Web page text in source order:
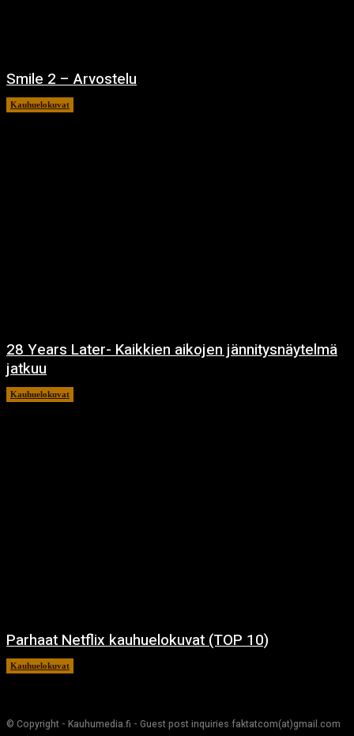
Smile 2 – Arvostelu
Kauhuelokuvat
28 Years Later- Kaikkien aikojen jännitysnäytelmä
jatkuu
Kauhuelokuvat
Parhaat Netflix kauhuelokuvat (TOP 10)
Kauhuelokuvat
© Copyright - Kauhumedia.fi - Guest post inquiries faktatcom(at)gmail.com